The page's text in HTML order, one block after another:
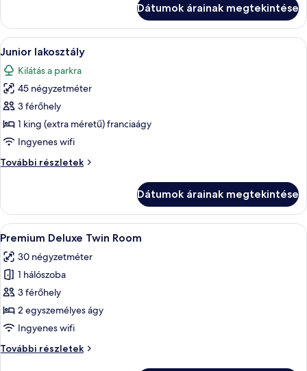
View
Twin
Room
Twin
Room
további
Dátumok árainak megtekintése
A
következő
szoba
összes
képének
megtekintése:
Junior
Egy szállodai szoba, amelyben egy
8
Junior lakosztály
Kilátás a parkra
45 négyzetméter
3 férőhely
1 king (extra méretű) franciaágy
Ingyenes wifi
További részletek
Junior
Dátumok árainak megtekintése
A
következő
szoba
összes
képének
megtekintése:
Premium
Twin
Egy szállodai szoba két ággyal,
7
Premium Deluxe Twin Room
30 négyzetméter
1 hálószoba
3 férőhely
2 egyszemélyes ágy
Ingyenes wifi
További részletek
Premium